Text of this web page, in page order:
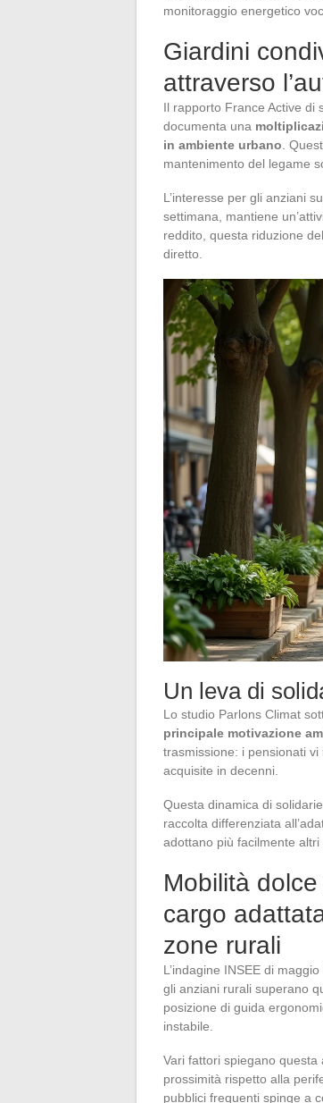
monitoraggio energetico
Giardini
attraverso
Il rapporto France Active di
documenta una
in ambiente urbano .
mantenimento del legame
L’interesse per gli anziani
settimana, mantiene
reddito, questa riduzione
diretto.
Un leva di
Lo studio Parlons Climat
principale motivazione
trasmissione: i pensionati
acquisite in decenni.
Questa dinamica di
raccolta differenziata
adottano più facilmente
Mobilità
cargo
zone rurali
L’indagine INSEE di
gli anziani rurali superano
posizione di guida
instabile.
Vari fattori spiegano
prossimità rispetto alla
pubblici frequenti spinge a